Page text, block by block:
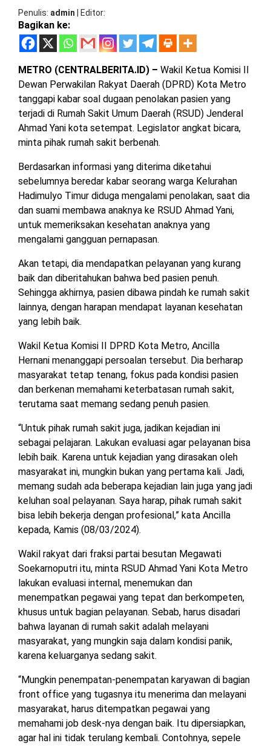
MESUJI
PESISIR
BARAT
TULANG
BAWANG
TULANG
BARAT
WAYKANAN
DPRD
LAMTIM
DPRD
LAMPUNG
UTARA
DPRD
MESUJI
DPRD
BARAT
DPRD
TULANG
BAWANG
DPRD
TULANG
BAWANG
BARAT
WAYKANAN
INFO
PERIKLANAN
KEBIJAKAN
PRIVASI
SOSIAL
MEDIA
PEDOMAN
MEDIA
SIBER
REDAKSI
TENTANG
KAMI
Penulis admin Editor
Bagikan ke:
METRO (CENTRALBERITA.ID) – Wakil Ketua Komisi II
Dewan Perwakilan Rakyat Daerah (DPRD) Kota Metro
tanggapi kabar soal dugaan penolakan pasien yang
terjadi di Rumah Sakit Umum Daerah (RSUD) Jenderal
Ahmad Yani kota setempat. Legislator angkat bicara,
minta pihak rumah sakit berbenah.
Berdasarkan informasi yang diterima diketahui
sebelumnya beredar kabar seorang warga Kelurahan
Hadimulyo Timur diduga mengalami penolakan, saat dia
dan suami membawa anaknya ke RSUD Ahmad Yani,
untuk memeriksakan kesehatan anaknya yang
mengalami gangguan pernapasan.
Akan tetapi, dia mendapatkan pelayanan yang kurang
baik dan diberitahukan bahwa bed pasien penuh.
Sehingga akhirnya, pasien dibawa pindah ke rumah sakit
lainnya, dengan harapan mendapat layanan kesehatan
yang lebih baik.
Wakil Ketua Komisi II DPRD Kota Metro, Ancilla
Hernani menanggapi persoalan tersebut. Dia berharap
masyarakat tetap tenang, fokus pada kondisi pasien
dan berkenan memahami keterbatasan rumah sakit,
terutama saat memang sedang penuh pasien.
“Untuk pihak rumah sakit juga, jadikan kejadian ini
sebagai pelajaran. Lakukan evaluasi agar pelayanan bisa
lebih baik. Karena untuk kejadian yang dirasakan oleh
masyarakat ini, mungkin bukan yang pertama kali. Jadi,
memang sudah ada beberapa kejadian lain juga yang jadi
keluhan soal pelayanan. Saya harap, pihak rumah sakit
bisa lebih bekerja dengan profesional,” kata Ancilla
kepada, Kamis (08/03/2024).
Wakil rakyat dari fraksi partai besutan Megawati
Soekarnoputri itu, minta RSUD Ahmad Yani Kota Metro
lakukan evaluasi internal, menemukan dan
menempatkan pegawai yang tepat dan berkompeten,
khusus untuk bagian pelayanan. Sebab, harus disadari
bahwa layanan di rumah sakit adalah melayani
masyarakat, yang mungkin saja dalam kondisi panik,
karena keluarganya sedang sakit.
“Mungkin penempatan-penempatan karyawan di bagian
front office yang tugasnya itu menerima dan melayani
masyarakat, harus ditempatkan pegawai yang
memahami job desk-nya dengan baik. Itu dipersiapkan,
agar hal ini tidak terulang kembali. Contohnya, sepele